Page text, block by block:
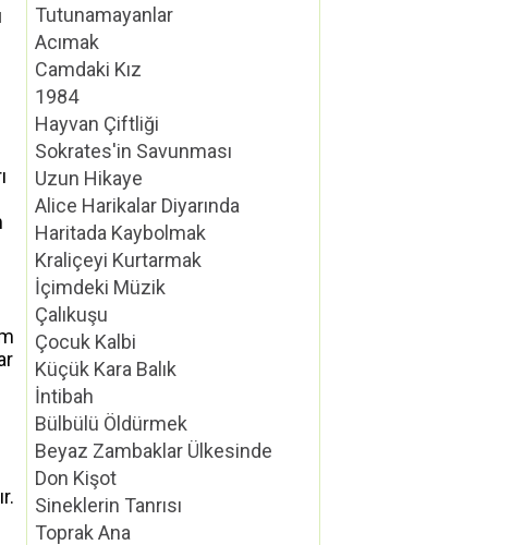
Tutunamayanlar
Acımak
Camdaki Kız
1984
Hayvan Çiftliği
Sokrates'in Savunması
Uzun Hikaye
Alice Harikalar Diyarında
Haritada Kaybolmak
Kraliçeyi Kurtarmak
İçimdeki Müzik
Çalıkuşu
Çocuk Kalbi
Küçük Kara Balık
İntibah
Bülbülü Öldürmek
Beyaz Zambaklar Ülkesinde
Don Kişot
Sineklerin Tanrısı
Toprak Ana